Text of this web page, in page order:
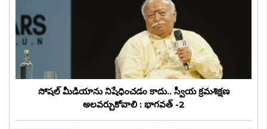
సోషల్ మీడియాను నిషేధించడం కాదు.. స్వీయ క్రమశిక్షణ
అలవర్చుకోవాలి : భాగవత్ -2